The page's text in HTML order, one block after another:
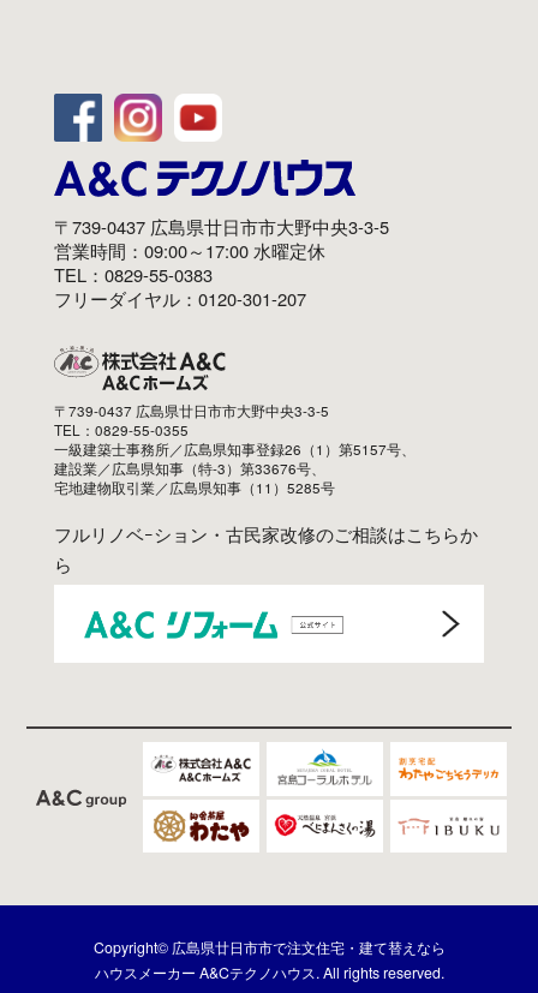
〒739-0437 広島県廿日市市大野中央3-3-5
営業時間：09:00～17:00 水曜定休
TEL：0829-55-0383
フリーダイヤル：0120-301-207
〒739-0437 広島県廿日市市大野中央3-3-5
TEL：0829-55-0355
一級建築士事務所／広島県知事登録26（1）第5157号、
建設業／広島県知事（特-3）第33676号、
宅地建物取引業／広島県知事（11）5285号
フルリノベｰション・古民家改修のご相談はこちらか
ら
Copyright© 広島県廿日市市で注文住宅・建て替えなら
ハウスメーカー A&Cテクノハウス. All rights reserved.